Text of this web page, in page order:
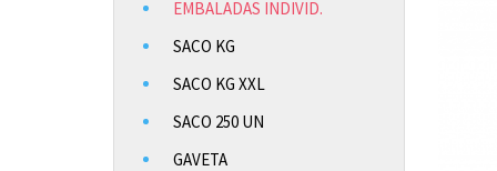
EMBALADAS INDIVID.
SACO KG
SACO KG XXL
SACO 250 UN
GAVETA